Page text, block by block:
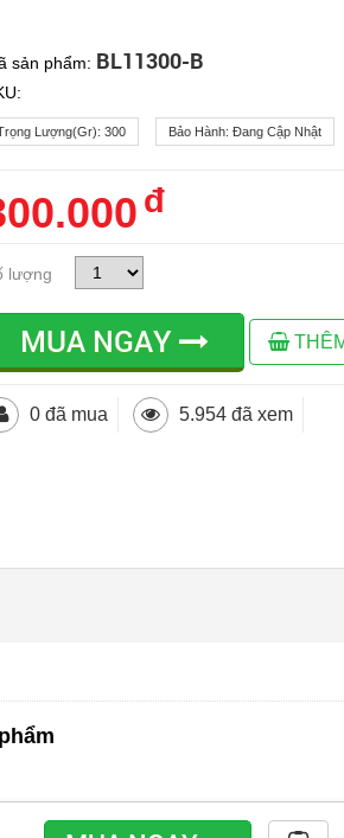
sản phẩm: BL11300-B
Lượng(gr):300 Bảo Hành:Đang Cập Nhật
đ
lượng
MUA NGAY
0 đã mua 5.954 đã xem